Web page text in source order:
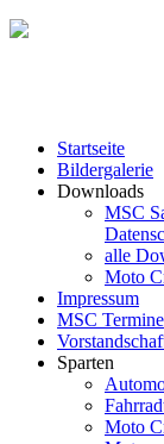
Startseite
Bildergalerie
Downloads
MSC
alle
Moto
Impressum
MSC Termine
Sparten
Moto